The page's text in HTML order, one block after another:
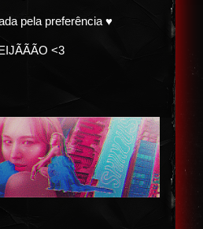
pela preferência ♥
<3